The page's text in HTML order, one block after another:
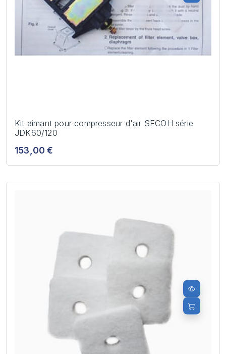
Kit aimant pour compresseur d'air SECOH série
JDK60/120
153,00 €